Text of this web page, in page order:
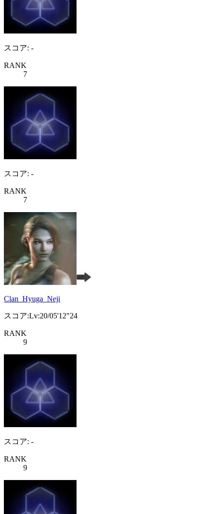
スコア: -
RANK
7
スコア: -
RANK
7
Clan_Hyuga_Neji
スコア:Lv:20/05'12"24
RANK
9
スコア: -
RANK
9